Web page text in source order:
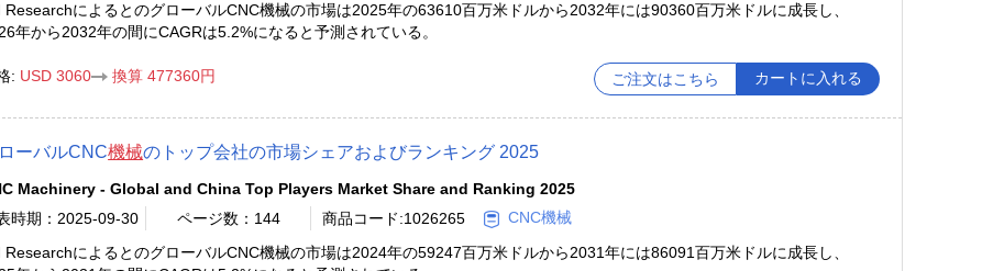
ResearchによるとのグローバルCNC機械の市場は2025年の63610百万米ドルから2032年には90360百万米ドルに成長し、
年から2032年の間にCAGRは5.2%になると予測されている。
: USD 3060 換算 477360円 ご注文はこちら カートに入れる
ーバルCNC機械のトップ会社の市場シェアおよびランキング 2025
Machinery - Global and China Top Players Market Share and Ranking 2025
時期：2025-09-30
ページ数：144 商品コード:1026265
CNC機械
ResearchによるとのグローバルCNC機械の市場は2024年の59247百万米ドルから2031年には86091百万米ドルに成長し、